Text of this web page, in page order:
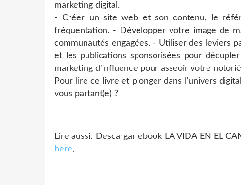
marketing digital.
- Créer un site web et son contenu, le
fréquentation. - Développer votre image de
communautés engagées. - Utiliser des leviers
et les publications sponsorisées pour
marketing d'influence pour asseoir votre
Pour lire ce livre et plonger dans l'univers
vous partant(e) ?
Lire aussi: Descargar ebook LA VIDA EN EL
here,